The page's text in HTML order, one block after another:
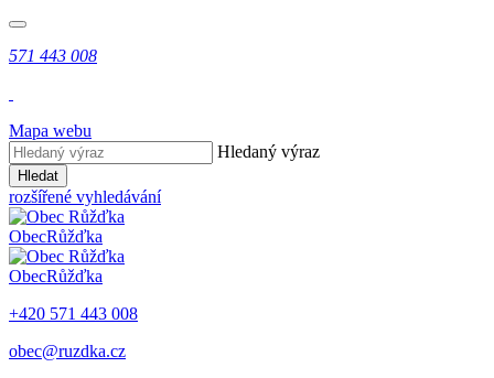
571 443 008
Mapa webu
Hledaný výraz
Hledat
rozšířené vyhledávání
ObecRůžďka
ObecRůžďka
+420 571 443 008
obec@ruzdka.cz